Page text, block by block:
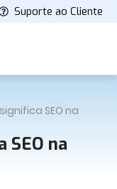
Suporte ao Cliente
SEO na
SEO na